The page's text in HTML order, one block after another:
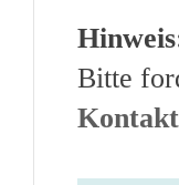
Bitte